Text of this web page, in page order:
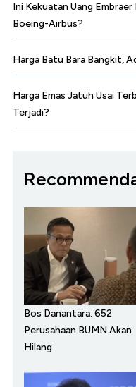
Ini Kekuatan Uang
Boeing-Airbus?
Harga Batu Bara Bangkit,
Harga Emas Jatuh Usai
Terjadi?
Bos Danantara: 652
Perusahaan BUMN Akan
Hilang